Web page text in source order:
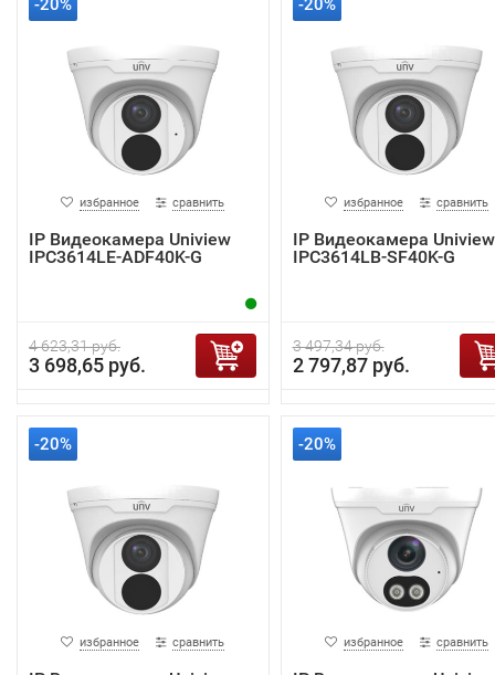
-20%
избранное сравнить
IP Видеокамера Uniview
IPC3614LE-ADF40K-G
4 623,31 руб.
3 698,65 руб.
-20%
избранное сравнить
IP Видеокамера Uniview
IPC3614LB-SF40K-G
3 497,34 руб.
2 797,87 руб.
-20%
избранное сравнить
-20%
избранное сравнить